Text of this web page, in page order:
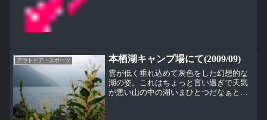
アウトドア・スポーツ 本栖湖キャンプ場にて(2009/09)
雲が低く垂れ込めて灰色をした幻想的な
湖の姿。これはちょっと言い過ぎで天気
が悪い山の中の湖いまひとつだなぁと観